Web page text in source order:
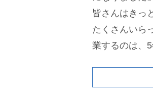
皆さんはきっ
たくさんいら
業するのは、
まで頑張らせ